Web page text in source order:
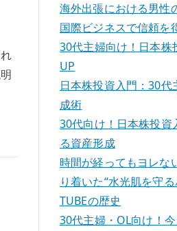
海外出張における男性
国際ビジネスで信頼を
30代主婦向け！日本株
UP
日本株投資入門：30
成術
30代向け！日本株投資
る資産形成
時間が経ってもヨレな
り着いた“水光肌を守
TUBEの歴史
30代主婦・OL向け！